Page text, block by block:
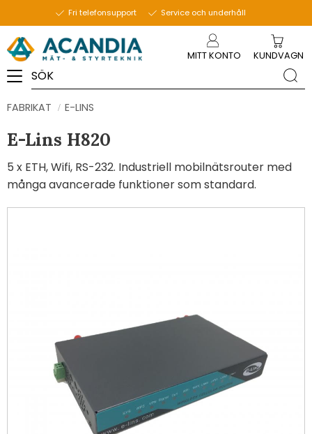
Fri telefonsupport Service och underhåll
MITT KONTO KUNDVAGN
FABRIKAT E-LINS
E-Lins H820
5 x ETH, Wifi, RS-232. Industriell mobilnätsrouter med
många avancerade funktioner som standard.